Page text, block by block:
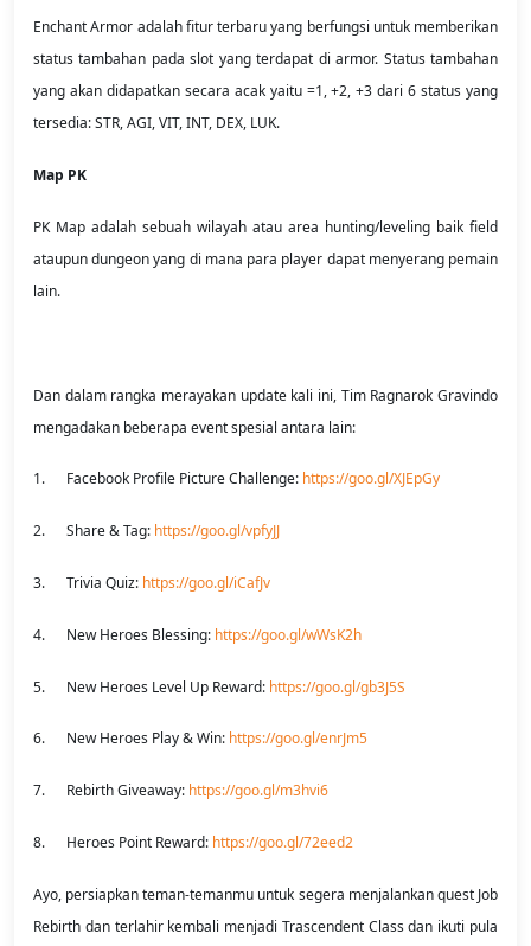
Enchant Armor adalah fitur terbaru yang berfungsi untuk memberikan
status tambahan pada slot yang terdapat di armor. Status tambahan
yang akan didapatkan secara acak yaitu =1, +2, +3 dari 6 status yang
tersedia: STR, AGI, VIT, INT, DEX, LUK.
Map PK
PK Map adalah sebuah wilayah atau area hunting/leveling baik field
ataupun dungeon yang di mana para player dapat menyerang pemain
lain.
Dan dalam rangka merayakan update kali ini, Tim Ragnarok Gravindo
mengadakan beberapa event spesial antara lain:
1. Facebook Profile Picture Challenge: https://goo.gl/XJEpGy
2. Share & Tag: https://goo.gl/vpfyJJ
3. Trivia Quiz: https://goo.gl/iCafJv
4. New Heroes Blessing: https://goo.gl/wWsK2h
5. New Heroes Level Up Reward: https://goo.gl/gb3J5S
6. New Heroes Play & Win: https://goo.gl/enrJm5
7. Rebirth Giveaway: https://goo.gl/m3hvi6
8. Heroes Point Reward: https://goo.gl/72eed2
Ayo, persiapkan teman-temanmu untuk segera menjalankan quest Job
Rebirth dan terlahir kembali menjadi Trascendent Class dan ikuti pula